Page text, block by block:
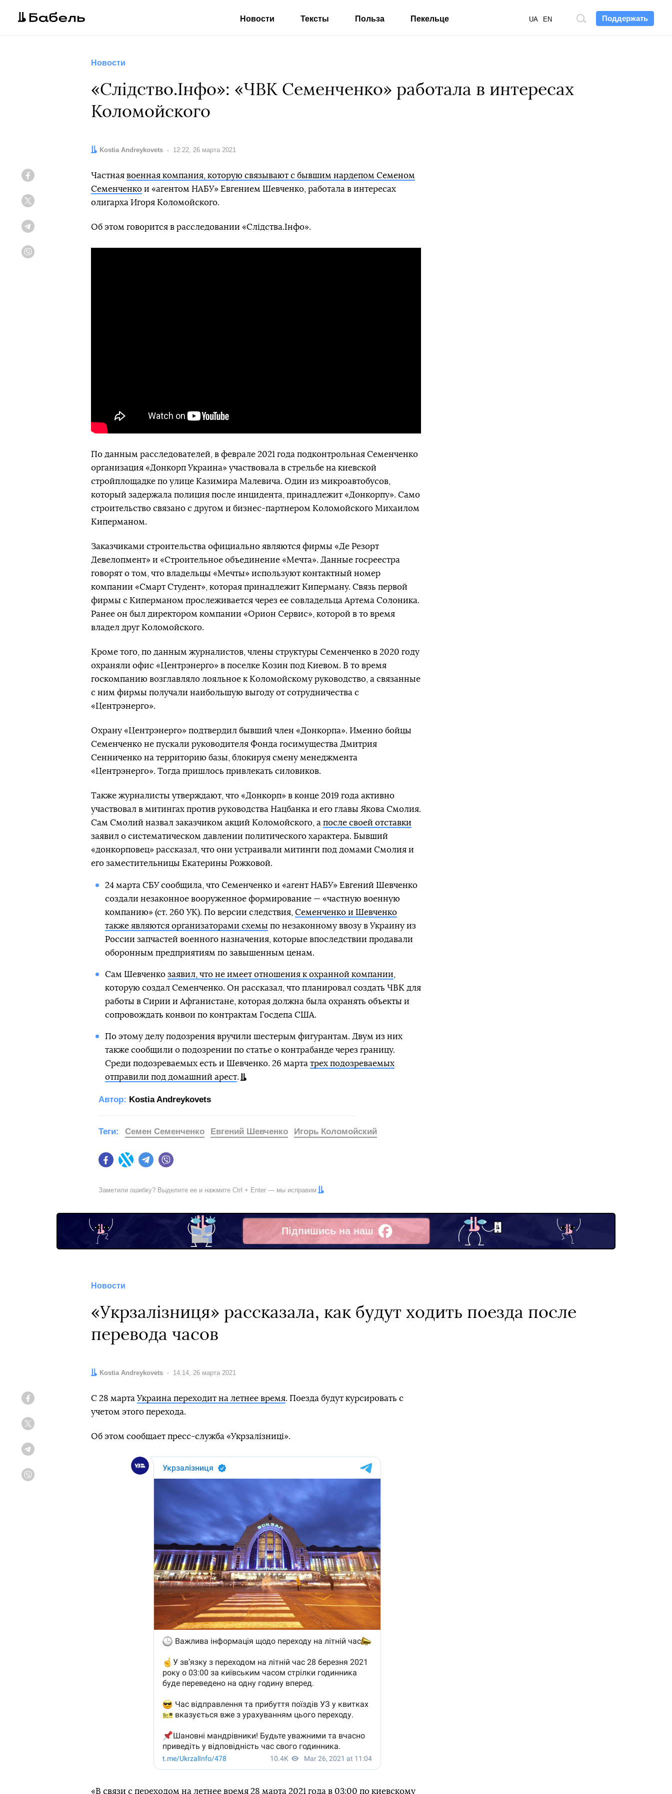
Поддержать
Поиск
UA EN
Новости Тексты Польза Пекельце
Новости
«Слідство.Інфо»: «ЧВК Семенченко» работала в интересах
Коломойского
Автор:
Kostia Andreykovets Дата:
12:22, 26 марта 2021
Частная военная компания, которую связывают с бывшим нардепом Семеном
Семенченко и «агентом НАБУ» Евгением Шевченко, работала в интересах
олигарха Игоря Коломойского.
Об этом говорится в расследовании «Слідства.Інфо».
По данным расследователей, в феврале 2021 года подконтрольная Семенченко
организация «Донкорп Украина» участвовала в стрельбе на киевской
стройплощадке по улице Казимира Малевича. Один из микроавтобусов,
который задержала полиция после инцидента, принадлежит «Донкорпу». Само
строительство связано с другом и бизнес-партнером Коломойского Михаилом
Киперманом.
Заказчиками строительства официально являются фирмы «Де Резорт
Девелопмент» и «Строительное объединение «Мечта». Данные госреестра
говорят о том, что владельцы «Мечты» используют контактный номер
компании «Смарт Студент», которая принадлежит Киперману. Связь первой
фирмы с Киперманом прослеживается через ее совладельца Артема Солоника.
Ранее он был директором компании «Орион Сервис», которой в то время
владел друг Коломойского.
Кроме того, по данным журналистов, члены структуры Семенченко в 2020 году
охраняли офис «Центрэнерго» в поселке Козин под Киевом. В то время
госкомпанию возглавляло лояльное к Коломойскому руководство, а связанные
с ним фирмы получали наибольшую выгоду от сотрудничества с
«Центрэнерго».
Охрану «Центрэнерго» подтвердил бывший член «Донкорпа». Именно бойцы
Семенченко не пускали руководителя Фонда госимущества Дмитрия
Сенниченко на территорию базы, блокируя смену менеджмента
«Центрэнерго». Тогда пришлось привлекать силовиков.
Также журналисты утверждают, что «Донкорп» в конце 2019 года активно
участвовал в митингах против руководства Нацбанка и его главы Якова Смолия.
Сам Смолий назвал заказчиком акций Коломойского, а после своей отставки
заявил о систематическом давлении политического характера. Бывший
«донкорповец» рассказал, что они устраивали митинги под домами Смолия и
его заместительницы Екатерины Рожковой.
24 марта СБУ сообщила, что Семенченко и «агент НАБУ» Евгений Шевченко
создали незаконное вооруженное формирование — «частную военную
компанию» (ст. 260 УК). По версии следствия, Семенченко и Шевченко
также являются организаторами схемы по незаконному ввозу в Украину из
России запчастей военного назначения, которые впоследствии продавали
оборонным предприятиям по завышенным ценам.
Сам Шевченко заявил, что не имеет отношения к охранной компании
которую создал Семенченко. Он рассказал, что планировал создать ЧВК для
работы в Сирии и Афганистане, которая должна была охранять объекты и
сопровождать конвои по контрактам Госдепа США.
По этому делу подозрения вручили шестерым фигурантам. Двум из них
также сообщили о подозрении по статье о контрабанде через границу.
Среди подозреваемых есть и Шевченко. 26 марта трех подозреваемых
отправили под домашний арест.
Автор: Kostia Andreykovets
FacebookTwitter Telegram
Теги: Семен Семенченко Евгений Шевченко Игорь Коломойский
Заметили ошибку? Выделите ее и нажмите Ctrl + Enter — мы исправим
Підпишись на наш
Facebook
Новости
«Укрзалізниця» рассказала, как будут ходить поезда после
перевода часов
Автор:
Kostia Andreykovets Дата:
14:14, 26 марта 2021
С 28 марта Украина переходит на летнее время. Поезда будут курсировать с
учетом этого перехода.
Об этом сообщает пресс-служба «Укрзалізниці».
«В связи с переходом на летнее время 28 марта 2021 года в 03:00 по киевскому